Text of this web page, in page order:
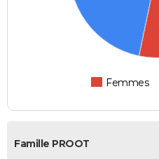
Femmes
Famille PROOT